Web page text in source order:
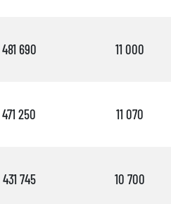
481 690 11 000
471 250 11 070
431 745 10 700